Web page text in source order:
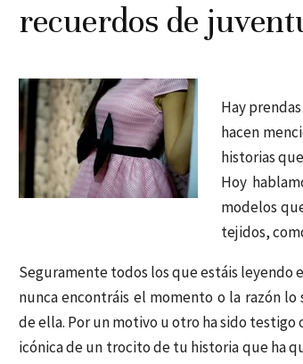
recuerdos de
Hay
hacen
historias
Hoy
modelos
tejidos,
Seguramente todos los que estáis leyendo
nunca encontráis el momento o la razón
de ella. Por un motivo u otro ha sido
icónica de un trocito de tu historia que ha